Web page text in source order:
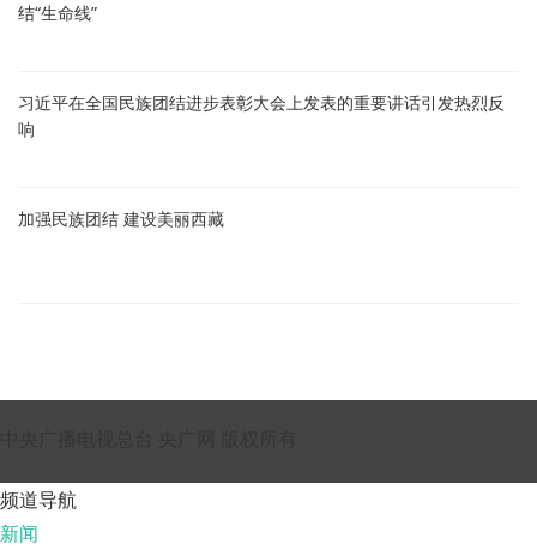
结“生命线”
习近平在全国民族团结进步表彰大会上发表的重要讲话引发热烈反
响
加强民族团结 建设美丽西藏
频道导航
新闻